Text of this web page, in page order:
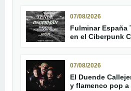
07/08/2026
Fulminar España
en el Ciberpunk
07/08/2026
El Duende
y flamenco pop a